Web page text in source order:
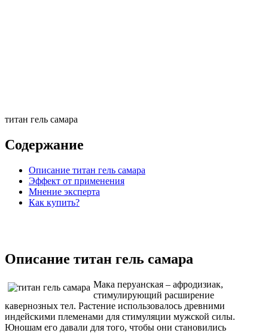
титан гель самара
Содержание
Описание титан гель самара
Эффект от применения
Мнение эксперта
Как купить?
Описание титан гель самара
Мака перуанская – афродизиак,
стимулирующий расширение
кавернозных тел. Растение использовалось древними
индейскими племенами для стимуляции мужской силы.
Юношам его давали для того, чтобы они становились